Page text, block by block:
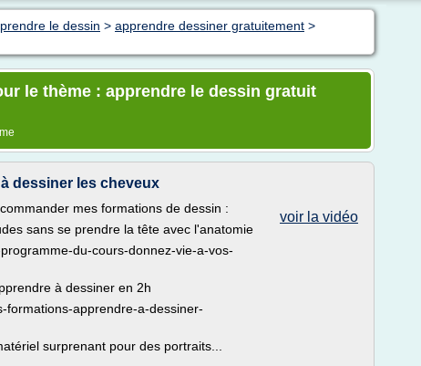
le dessin > apprendre dessiner gratuitement >
le thème : apprendre le dessin gratuit
dessiner les cheveux
voir la vidéo
mes formations de dessin :
sans se prendre la tête avec l'anatomie
du-cours-donnez-vie-a-vos-
à dessiner en 2h
formations-apprendre-a-dessiner-
surprenant pour des portraits...